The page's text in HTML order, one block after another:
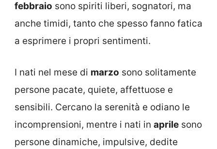
febbraio sono spiriti liberi, sognatori, ma
anche timidi, tanto che spesso fanno fatica
a esprimere i propri sentimenti.
I nati nel mese di marzo sono solitamente
persone pacate, quiete, affettuose e
sensibili. Cercano la serenità e odiano le
incomprensioni, mentre i nati in aprile sono
persone dinamiche, impulsive, dedite